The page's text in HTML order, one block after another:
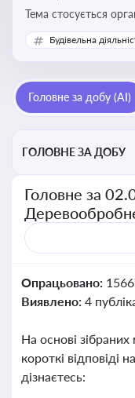
Тема стосується
переробки
стандартів,
Будівельна
Головне за добу (AI)
ГОЛОВНЕ ЗА ДОБУ
Головне за
Опрацьовано:
Виявлено: 4
На основі
короткі відповіді
дізнаєтесь: